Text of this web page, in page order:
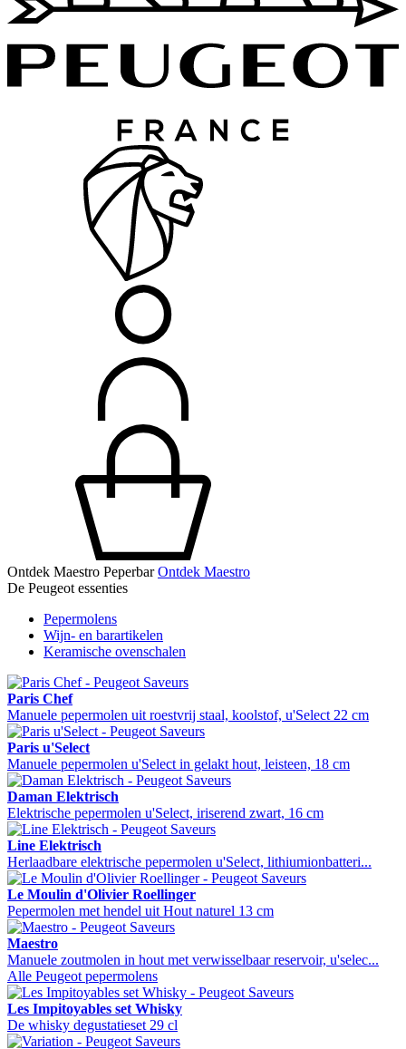
Ontdek Maestro PeperbarOntdek Maestro
De Peugeot essenties
Pepermolens
Wijn- en barartikelen
Keramische ovenschalen
Paris Chef
Manuele pepermolen uit roestvrij staal, koolstof, u'Select 22 cm
Paris u'Select
Manuele pepermolen u'Select in gelakt hout, leisteen, 18 cm
Daman Elektrisch
Elektrische pepermolen u'Select, iriserend zwart, 16 cm
Line Elektrisch
Herlaadbare elektrische pepermolen u'Select, lithiumionbatteri...
Le Moulin d'Olivier Roellinger
Pepermolen met hendel uit Hout naturel 13 cm
Maestro
Manuele zoutmolen in hout met verwisselbaar reservoir, u'selec...
Alle Peugeot pepermolens
Les Impitoyables set Whisky
De whisky degustatieset 29 cl